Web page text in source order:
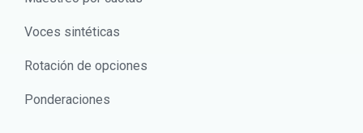
Voces sintéticas
Rotación de opciones
Ponderaciones